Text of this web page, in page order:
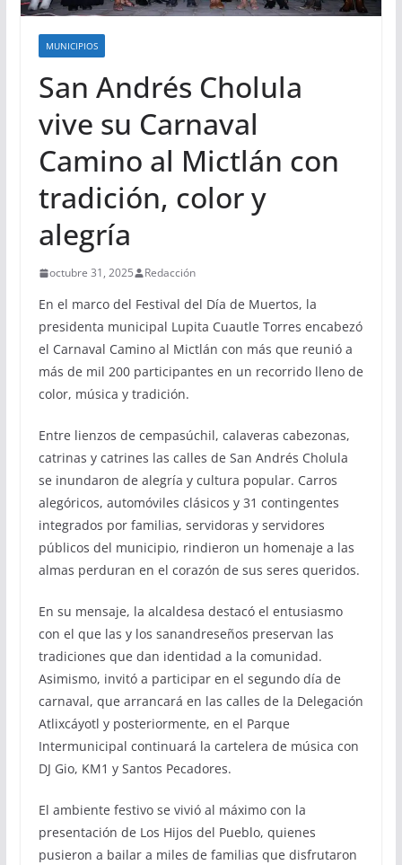
MUNICIPIOS
San Andrés Cholula
vive su Carnaval
Camino al Mictlán con
tradición, color y
alegría
octubre 31, 2025 Redacción
En el marco del Festival del Día de Muertos, la
presidenta municipal Lupita Cuautle Torres encabezó
el Carnaval Camino al Mictlán con más que reunió a
más de mil 200 participantes en un recorrido lleno de
color, música y tradición.
Entre lienzos de cempasúchil, calaveras cabezonas,
catrinas y catrines las calles de San Andrés Cholula
se inundaron de alegría y cultura popular. Carros
alegóricos, automóviles clásicos y 31 contingentes
integrados por familias, servidoras y servidores
públicos del municipio, rindieron un homenaje a las
almas perduran en el corazón de sus seres queridos.
En su mensaje, la alcaldesa destacó el entusiasmo
con el que las y los sanandreseños preservan las
tradiciones que dan identidad a la comunidad.
Asimismo, invitó a participar en el segundo día de
carnaval, que arrancará en las calles de la Delegación
Atlixcáyotl y posteriormente, en el Parque
Intermunicipal continuará la cartelera de música con
DJ Gio, KM1 y Santos Pecadores.
El ambiente festivo se vivió al máximo con la
presentación de Los Hijos del Pueblo, quienes
pusieron a bailar a miles de familias que disfrutaron